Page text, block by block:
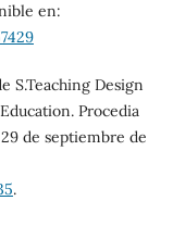
en:
S.Teaching Design
Procedia
de septiembre de
.